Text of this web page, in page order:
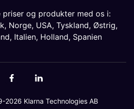
priser og produkter med os i:
, Norge, USA, Tyskland, Østrig,
, Italien, Holland, Spanien
2026 Klarna Technologies AB